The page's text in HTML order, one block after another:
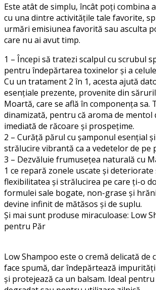
Este atât de simplu, încât poți combina
cu una dintre activitățile tale favorite,
urmări emisiunea favorită sau asculta
care nu ai avut timp.
1 – Începi să tratezi scalpul cu scrubul
pentru îndepărtarea toxinelor și a
Cu un tratament 2 în 1, acesta ajută
esențiale prezente, provenite din
Moartă, care se află în componența sa.
dinamizată, pentru că aroma de mentol
imediată de răcoare și prospețime.
2 – Curăță părul cu șamponul esențial
strălucire vibrantă ca a vedetelor de pe
3 – Dezvăluie frumusețea naturală cu
1 ce repară zonele uscate și
flexibilitatea și strălucirea pe care ți-o
formulei sale bogate, non-grase și
devine infinit de mătăsos și de suplu.
Și mai sunt produse miraculoase: Low
pentru Păr
Low Shampoo este o cremă delicată de
face spumă, dar îndepărtează
și protejează ca un balsam. Ideal